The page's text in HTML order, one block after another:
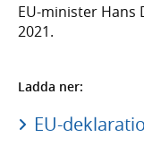
EU-minister Hans
2021.
Ladda ner:
EU-